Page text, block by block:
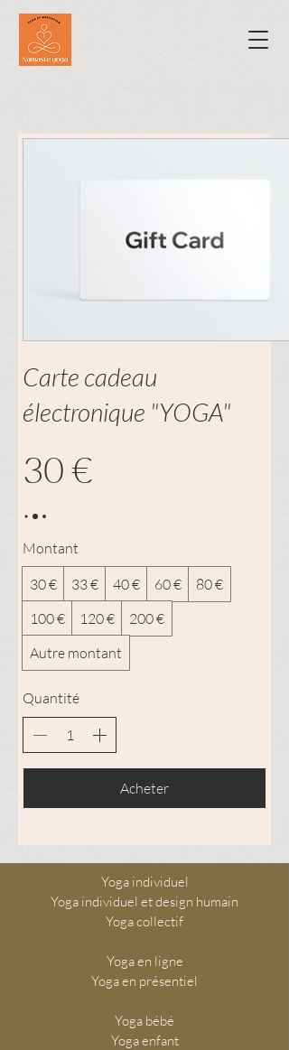
Carte cadeau
électronique "YOGA"
30 €
Montant
30 €
33 € 40 € 60 €
80 €
100 €
120 €
200 €
Autre montant
Quantité
Acheter
Yoga individuel
Yoga individuel et design humain
Yoga collectif
Yoga en ligne
Yoga en présentiel
Yoga bébé
Yoga enfant